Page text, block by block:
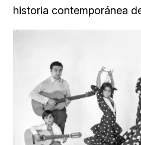
historia contemporánea